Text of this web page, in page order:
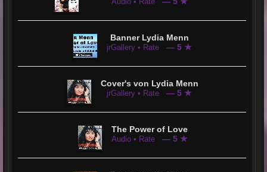
Banner Lydia Menn
jrGallery • Rate — 5 ★
Cover's von Lydia Menn
jrGallery • Rate — 5 ★
The Power of Love
Audio • Rate — 5 ★